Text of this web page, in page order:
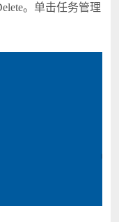
。单击任务管理